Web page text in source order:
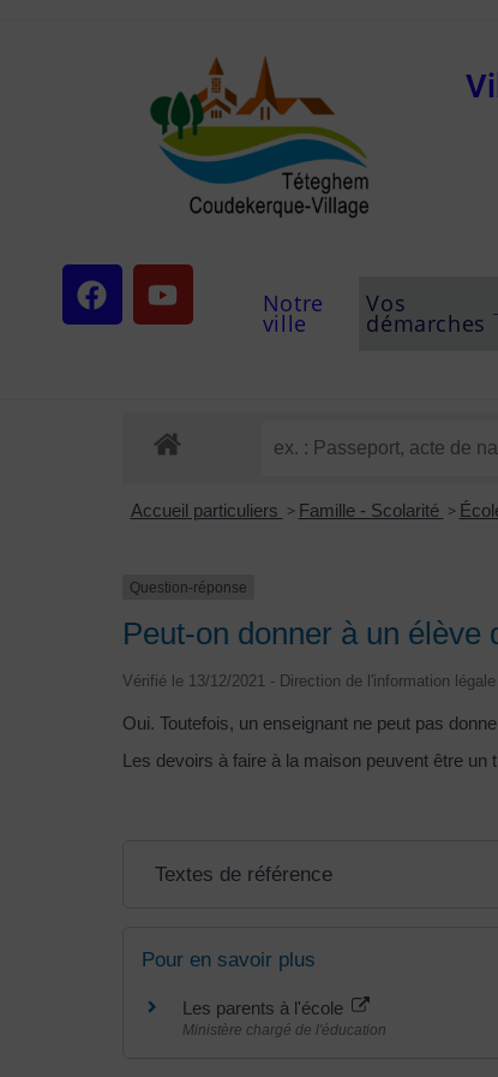
Notre
ville
Vos
démarches
Accueil particuliers > Famille - Scolarité >
Question-réponse
Peut-on donner à un
Vérifié le 13/12/2021 - Direction de l'information
Oui. Toutefois, un enseignant ne peut pas
Les devoirs à faire à la maison peuvent être
Textes de référence
Pour en savoir plus
Les parents à l'école
Ministère chargé de l'éducation